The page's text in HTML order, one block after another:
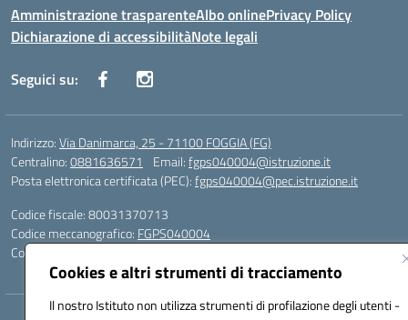
Cookies e altri strumenti di tracciamento
Il nostro Istituto non utilizza strumenti di profilazione degli utenti -
Amministrazione trasparenteAlbo onlinePrivacy Policy
Dichiarazione di accessibilitàNote legali
Seguici su:
Indirizzo:Via Danimarca, 25 - 71100 FOGGIA (FG)
Centralino:0881636571 Email:fgps040004@istruzione.it
Posta elettronica certificata (PEC):fgps040004@pec.istruzione.it
Codice fiscale: 80031370713
Codice meccanografico: FGPS040004
Codice Indice delle Pubbliche Amministrazioni (IPA): istsc_fgps040004